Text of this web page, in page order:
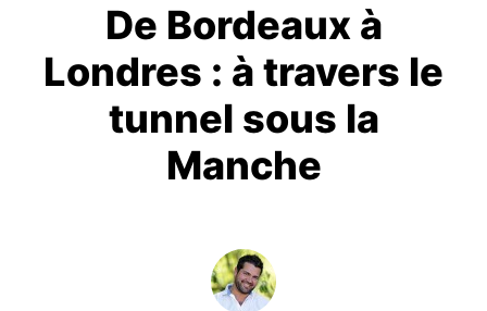
De Bordeaux à
Londres : à travers le
tunnel sous la
Manche